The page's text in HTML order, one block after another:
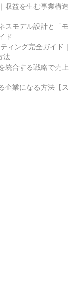
収益を生む事業構造
スモデル設計と「モ
ド
ィング完全ガイド｜
法
統合する戦略で売上
企業になる方法【ス